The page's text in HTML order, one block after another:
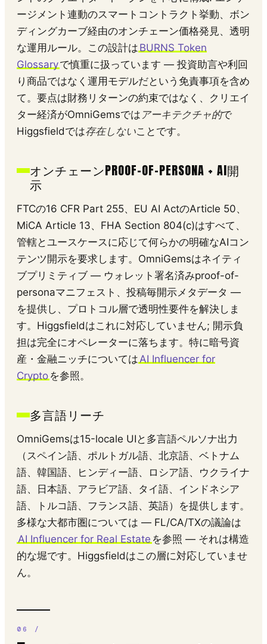
ージメント連動のスマートコントラクト挙動、ボン
ディングカーブ経由のオンチェーン価格発見、透明
な運用ルール。この設計はBURNS Token
Glossaryで慎重に扱っています — 投資助言や利回
り商品ではなく運用モデルだという免責事項を含め
て。要点は財務リターンの約束ではなく、クリエイ
ター経済がOmniGemsでは アーキテクチャ的で
Higgsfieldでは存在しないことです。
オンチェーンPROOF-OF-PERSONA + AI開
示
FTCの16 CFR Part 255、EU AI ActのArticle 50、
MiCA Article 13、FHA Section 804(c)はすべて、
管轄とユースケースに応じて何らかの明確なAIコン
テンツ開示を要求します。OmniGemsはネイティ
ブプリミティブ — ウォレット署名済みproof-of-
personaマニフェスト、投稿毎開示メタデータ —
を提供し、プロトコル層で透明性要件を解決しま
す。Higgsfieldはこれに対応していません; 開示負
担は完全にオペレーターに落ちます。特に暗号資
産・金融ニッチについてはAI Influencer for
Crypto を参照。
多言語リーチ
OmniGemsは15-locale UIと多言語ペルソナ出力
（スペイン語、ポルトガル語、北京語、ベトナム
語、韓国語、ヒンディー語、ロシア語、ウクライナ
語、日本語、アラビア語、タイ語、インドネシア
語、トルコ語、フランス語、英語）を提供します。
多様な大都市圏については — FL/CA/TXの議論は
AI Influencer for Real Estate を参照 — それは構造
的な堀です。Higgsfieldはこの層に対応していませ
ん。